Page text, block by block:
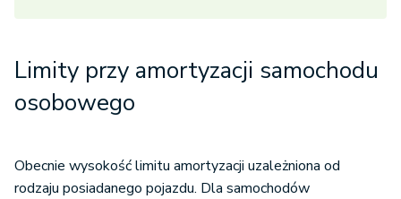
Limity przy amortyzacji samochodu
osobowego
Obecnie wysokość limitu amortyzacji uzależniona od
rodzaju posiadanego pojazdu. Dla samochodów